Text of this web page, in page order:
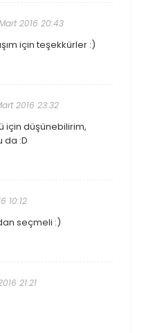
2016 20:43
için teşekkürler :)
2016 23:32
için düşünebilirim,
da :D
10:12
seçmeli :)
21:21